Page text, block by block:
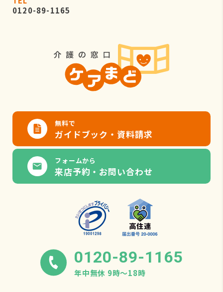
0120-89-1165
無料で
ガイドブック・資料請求
フォームから
来店予約・お問い合わせ
0120-89-1165
年中無休 9時〜18時